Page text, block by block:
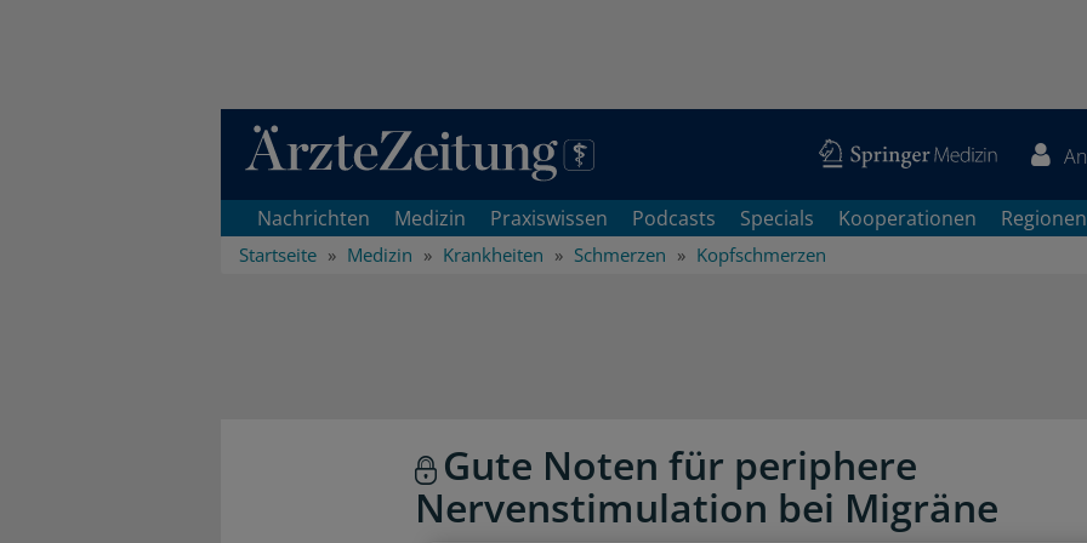
Direkt zum Inhaltsbereich
Nachrichten Medizin Praxiswissen Podcasts Specials Kooperationen Regionen
Startseite Medizin Krankheiten Schmerzen Kopfschmerzen
Gute Noten für periphere
Nervenstimulation bei Migräne